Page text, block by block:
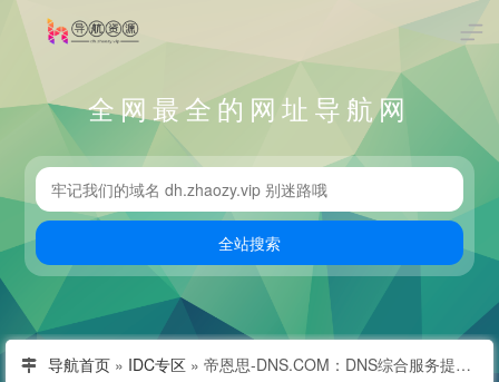
全网最全的网址导航网
导航首页 » IDC专区 » 帝恩思-DNS.COM：DNS综合服务提供商-免费DNS解析-云解析-高防CDN-DNS劫持-SSL证书-网站劫持检测-宕机监控-云服务器ECS